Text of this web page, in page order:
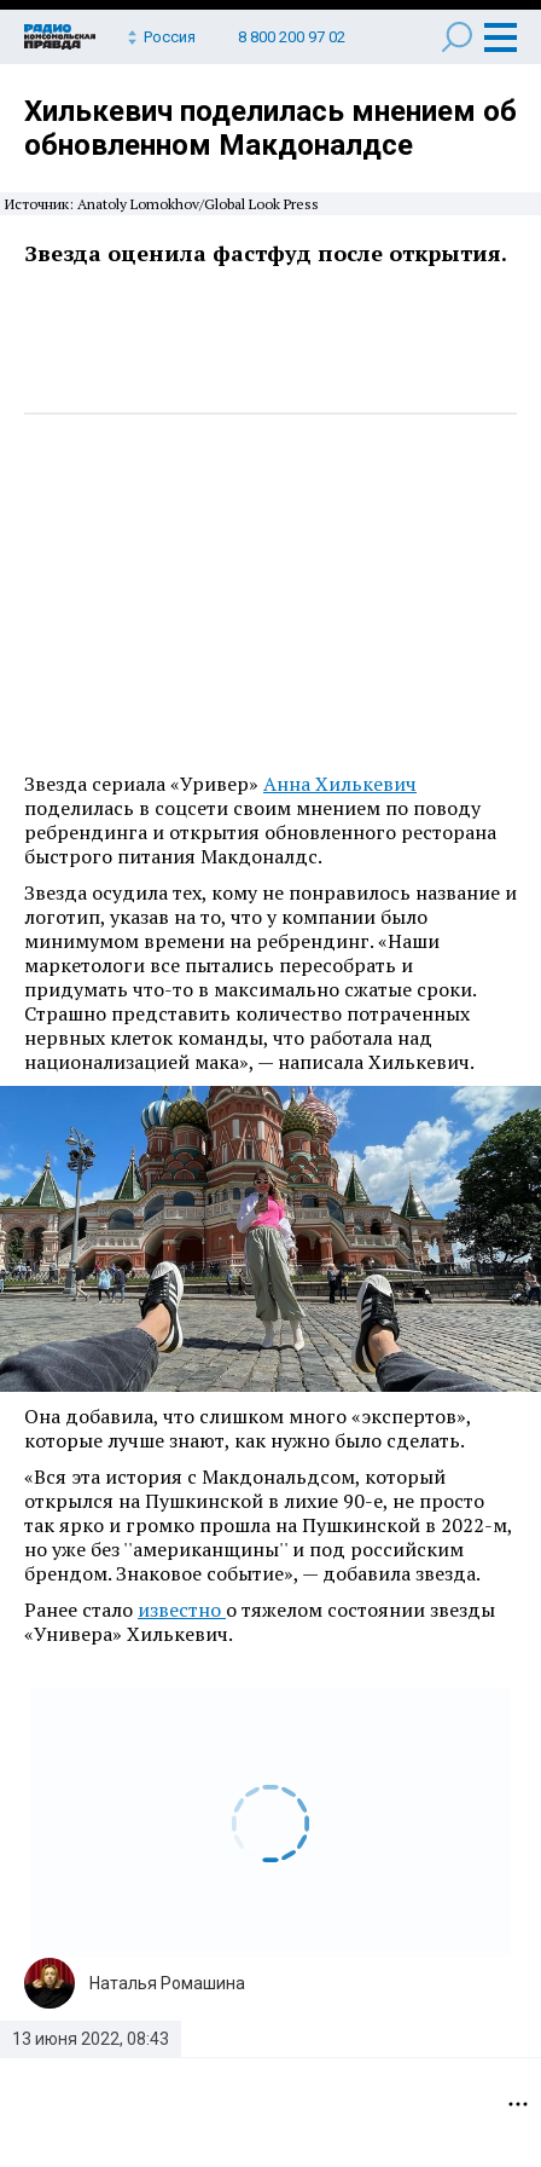
Россия 8 800 200 97 02
Хилькевич поделилась мнением об
обновленном Макдоналдсе
Источник: Anatoly Lomokhov/Global Look Press
Звезда оценила фастфуд после открытия.
Звезда сериала «Уривер» Анна Хилькевич
поделилась в соцсети своим мнением по поводу
ребрендинга и открытия обновленного ресторана
быстрого питания Макдоналдс.
Звезда осудила тех, кому не понравилось название и
логотип, указав на то, что у компании было
минимумом времени на ребрендинг. «Наши
маркетологи все пытались пересобрать и
придумать что-то в максимально сжатые сроки.
Страшно представить количество потраченных
нервных клеток команды, что работала над
национализацией мака», — написала Хилькевич.
Она добавила, что слишком много «экспертов»,
которые лучше знают, как нужно было сделать.
«Вся эта история с Макдональдсом, который
открылся на Пушкинской в лихие 90-е, не просто
так ярко и громко прошла на Пушкинской в 2022-м,
но уже без ''американщины'' и под российским
брендом. Знаковое событие», — добавила звезда.
Ранее стало известно о тяжелом состоянии звезды
«Универа» Хилькевич.
13 июня 2022, 08:43
Наталья Ромашина